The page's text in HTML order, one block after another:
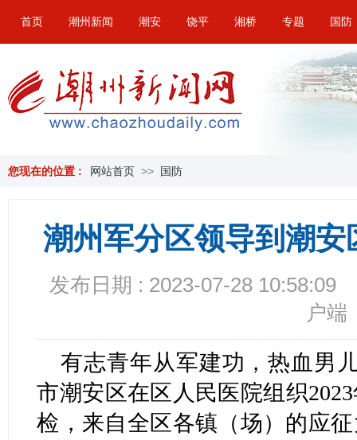
首页 潮州新闻 潮安 饶平 湘桥 专题 国防
您现在的位置 : 网站首页 >> 国防
潮州军分区领导到潮
发布日期 : 2023-07-28 10:58:09
户端
有志青年从军建功，热血男
市潮安区在区人民医院组织
检，来自全区各镇（场）的应